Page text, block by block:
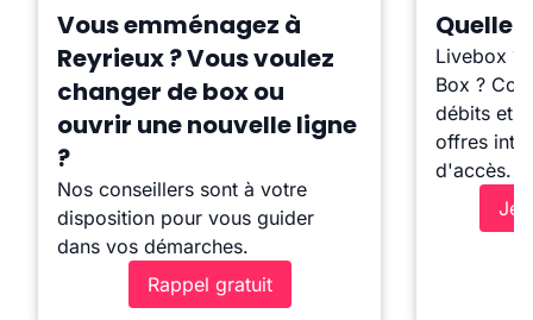
Vous emménagez à
Reyrieux ? Vous voulez
changer de box ou
ouvrir une nouvelle ligne
?
Nos conseillers sont à votre
disposition pour vous guider
dans vos démarches.
Rappel gratuit
Quelle
Livebox ?
Box ?
débits et
offres
d'accès.
Je